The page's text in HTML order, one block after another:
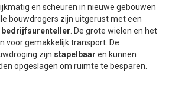
en scheuren in nieuwe gebouwen
bouwdrogers zijn uitgerust met een
bedrijfsurenteller . De grote wielen en het
voor gemakkelijk transport. De
zijn stapelbaar en kunnen
opgeslagen om ruimte te besparen.